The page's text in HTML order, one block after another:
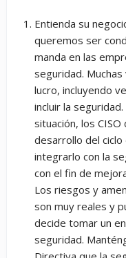
Entienda su
queremos ser
manda en las
seguridad.
lucro, incluyendo
incluir la
situación, los
desarrollo del
integrarlo con la
con el fin de
Los riesgos y
son muy reales y
decide tomar un
seguridad.